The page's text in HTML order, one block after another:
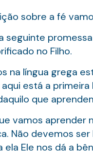
sobre a fé
seguinte
no Filho.
na língua grega
está a
que
vamos
Não devemos
Ele nos dá a